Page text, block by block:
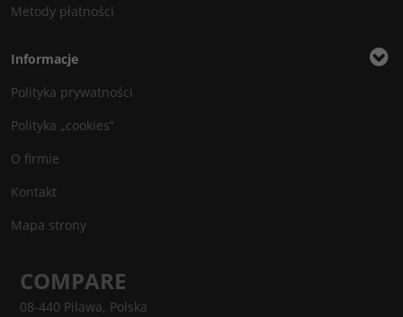
Metody płatności
Informacje
Polityka prywatności
Polityka „cookies”
O firmie
Kontakt
Mapa strony
COMPARE
08-440 Pilawa, Polska